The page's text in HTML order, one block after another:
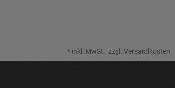
* inkl. MwSt., zzgl. Versandkosten